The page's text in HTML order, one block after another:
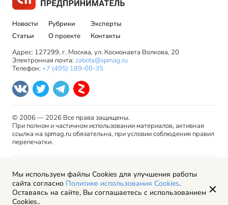
Новости
Статьи
Рубрики
О проекте
Эксперты
Контакты
Адрес: 127299, г. Москва, ул. Космонавта Волкова, 20
Электронная почта: zabota@spmag.ru
Телефон: +7 (495) 189-00-35
© 2006 — 2026 Все права защищены.
При полном и частичном использовании материалов, активная
ссылка на spmag.ru обязательна, при условии соблюдения правил
перепечатки.
Правила использования материалов сайта и авторские
права
Пользовательское соглашение
Политика обработки персональных данных
Мы используем файлы Cookies для улучшения работы
сайта согласно Политике использования Cookies.
Оставаясь на сайте, Вы соглашаетесь с использованием
Cookies..